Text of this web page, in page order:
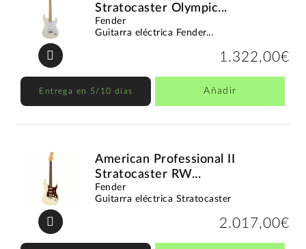
Stratocaster Olympic...
Fender
Guitarra eléctrica Fender...
1.322,00€
Entrega en 5/10 días Añadir
American Professional II
Stratocaster RW...
Fender
Guitarra eléctrica Stratocaster
2.017,00€